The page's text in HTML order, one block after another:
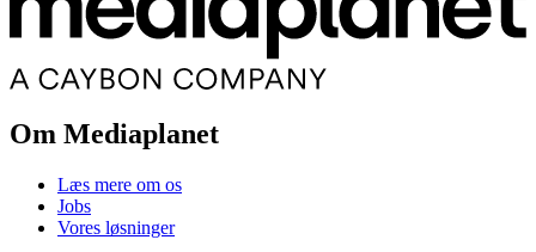
Om Mediaplanet
Læs mere om os
Jobs
Vores løsninger